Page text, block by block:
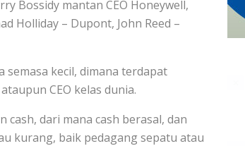
Bossidy mantan CEO Honeywell,
Holliday – Dupont, John Reed –
semasa kecil, dimana terdapat
CEO kelas dunia.
cash, dari mana cash berasal, dan
kurang, baik pedagang sepatu atau